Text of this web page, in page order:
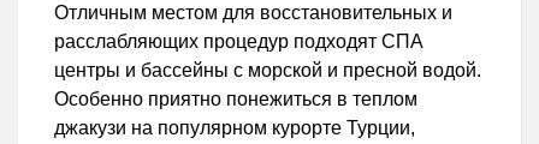
Отличным местом для восстановительных и
расслабляющих процедур подходят СПА
центры и бассейны с морской и пресной водой.
Особенно приятно понежиться в теплом
джакузи на популярном курорте Турции,